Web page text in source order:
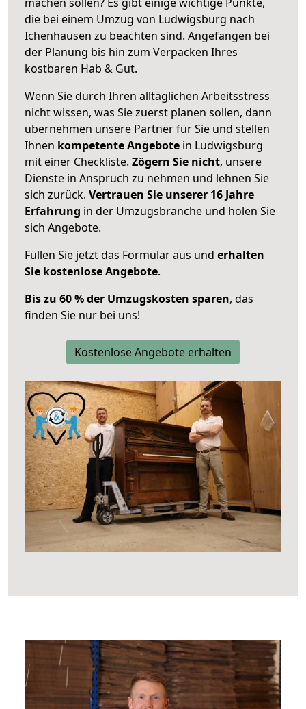
die bei einem Umzug von Ludwigsburg nach
Ichenhausen zu beachten sind. Angefangen bei
der Planung bis hin zum Verpacken Ihres
kostbaren Hab & Gut.
Wenn Sie durch Ihren alltäglichen Arbeitsstress
nicht wissen, was Sie zuerst planen sollen, dann
übernehmen unsere Partner für Sie und stellen
Ihnen kompetente Angebote in Ludwigsburg
mit einer Checkliste. Zögern Sie nicht, unsere
Dienste in Anspruch zu nehmen und lehnen Sie
sich zurück. Vertrauen Sie unserer 16 Jahre
Erfahrung in der Umzugsbranche und holen Sie
sich Angebote.
Füllen Sie jetzt das Formular aus und erhalten
Sie kostenlose Angebote.
Bis zu 60 % der Umzugskosten sparen, das
finden Sie nur bei uns!
Kostenlose Angebote erhalten